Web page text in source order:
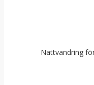
Nattvandring